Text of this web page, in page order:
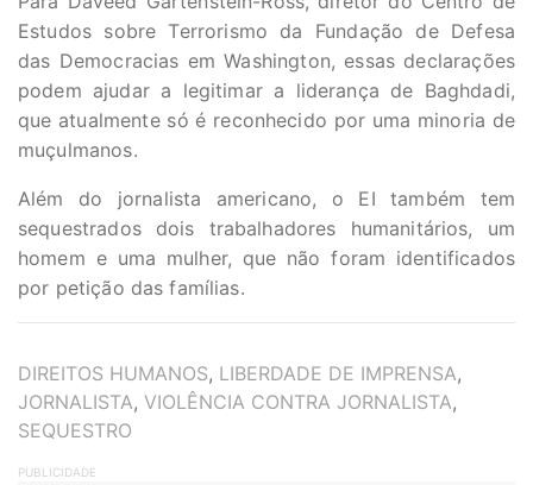
Estudos sobre Terrorismo da Fundação de Defesa
das Democracias em Washington, essas declarações
podem ajudar a legitimar a liderança de Baghdadi,
que atualmente só é reconhecido por uma minoria de
muçulmanos.
Além do jornalista americano, o EI também tem
sequestrados dois trabalhadores humanitários, um
homem e uma mulher, que não foram identificados
por petição das famílias.
TAGS
DIREITOS HUMANOS, LIBERDADE DE IMPRENSA,
JORNALISTA, VIOLÊNCIA CONTRA JORNALISTA,
SEQUESTRO
PUBLICIDADE